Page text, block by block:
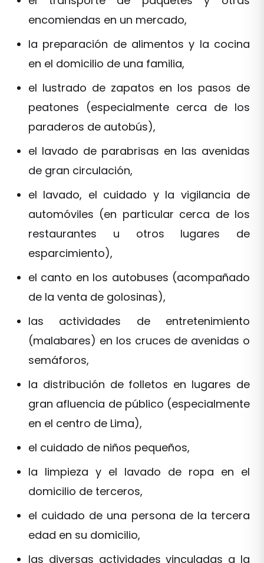
encomiendas en un mercado,
la preparación de alimentos y la cocina
en el domicilio de una familia,
el lustrado de zapatos en los pasos de
peatones (especialmente cerca de los
paraderos de autobús),
el lavado de parabrisas en las avenidas
de gran circulación,
el lavado, el cuidado y la vigilancia de
automóviles (en particular cerca de los
restaurantes u otros lugares de
esparcimiento),
el canto en los autobuses (acompañado
de la venta de golosinas),
las actividades de entretenimiento
(malabares) en los cruces de avenidas o
semáforos,
la distribución de folletos en lugares de
gran afluencia de público (especialmente
en el centro de Lima),
el cuidado de niños pequeños,
la limpieza y el lavado de ropa en el
domicilio de terceros,
el cuidado de una persona de la tercera
edad en su domicilio,
las diversas actividades vinculadas a la